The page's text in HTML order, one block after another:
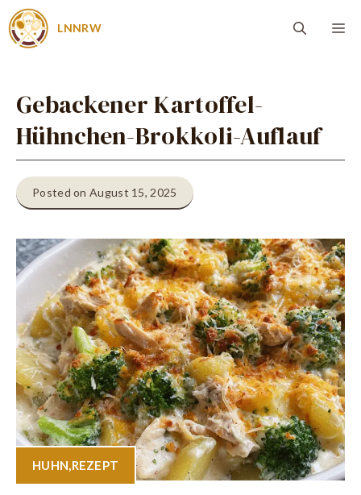
Zum
Inhalt
LNNRW
Gebackener Kartoffel-
Hühnchen-Brokkoli-Auflauf
Posted on August 15, 2025
HUHN,REZEPT